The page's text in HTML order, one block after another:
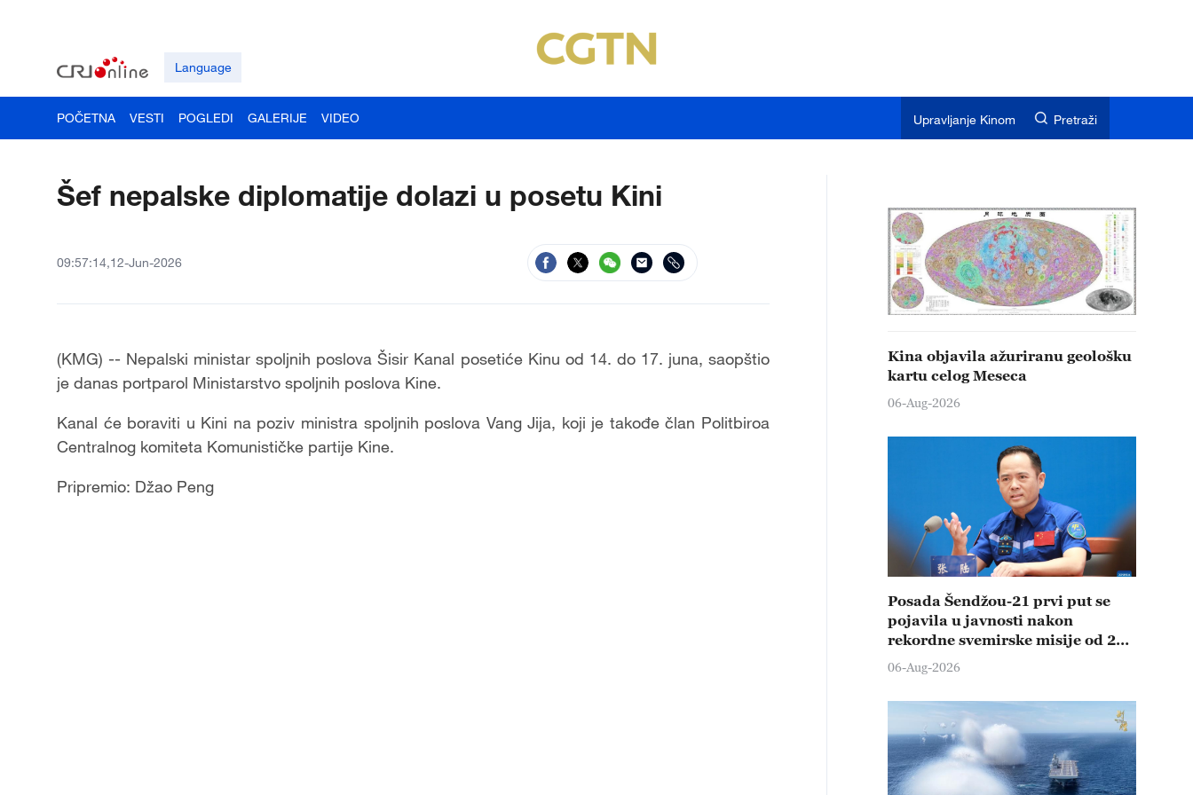
Language
POČETNA VESTI POGLEDI GALERIJE VIDEO Upravljanje Kinom Pretraži
Šef nepalske diplomatije dolazi u posetu Kini
09:57:14,12-Jun-2026
(KMG) -- Nepalski ministar spoljnih poslova Šisir Kanal posetiće Kinu od 14. do 17. juna, saopštio
je danas portparol Ministarstvo spoljnih poslova Kine.
Kanal će boraviti u Kini na poziv ministra spoljnih poslova Vang Jija, koji je takođe član Politbiroa
Centralnog komiteta Komunističke partije Kine.
Pripremio: Džao Peng
Kina objavila ažuriranu geološku
kartu celog Meseca
06-Aug-2026
Posada Šendžou-21 prvi put se
pojavila u javnosti nakon
rekordne svemirske misije od 210
dana
06-Aug-2026